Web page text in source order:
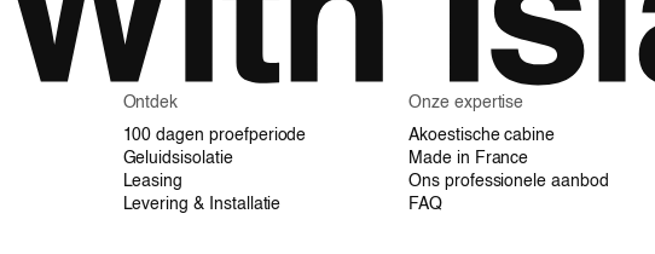
Ontdek
100 dagen proefperiode
Geluidsisolatie
Leasing
Levering & Installatie
Onze expertise
Akoestische cabine
Made in France
Ons professionele aanbod
FAQ